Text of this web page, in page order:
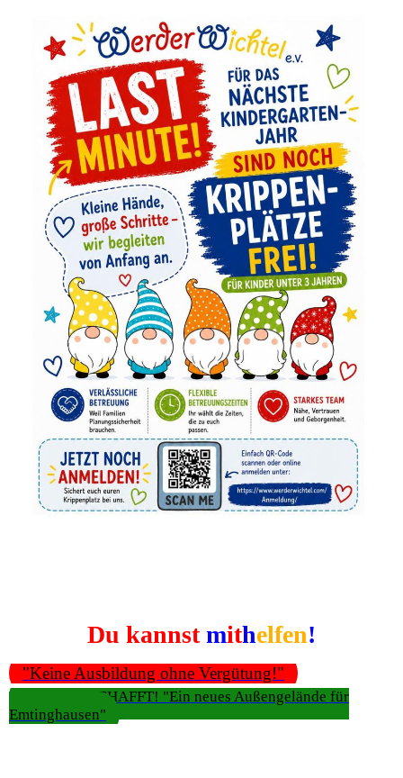
Du kannstmithelfen!
"Keine Ausbildung ohne Vergütung!"
ES IST GESCHAFFT! "Ein neues Außengelände für
Emtinghausen"